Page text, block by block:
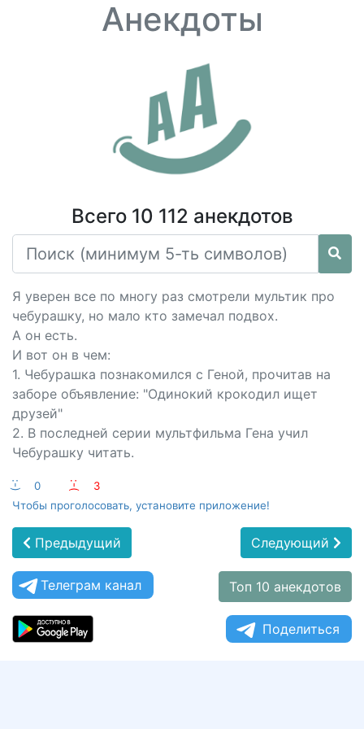
Анекдоты
Всего 10 112 анекдотов
Я уверен все по многу раз смотрели мультик про
чебурашку, но мало кто замечал подвох.
А он есть.
И вот он в чем:
1. Чебурашка познакомился с Геной, прочитав на
заборе объявление: "Одинокий крокодил ищет
друзей"
2. В последней серии мультфильма Гена учил
Чебурашку читать.
:-) 0 :-(
3
Чтобы проголосовать, установите приложение!
Предыдущий Следующий
Телеграм канал Топ 10 анекдотов
Поделиться